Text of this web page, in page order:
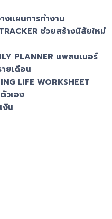
งแผนการทำงาน
ช่วยสร้างนิสัยใหม่
PLANNER แพลนเนอร์
ยเดือน
LIFE WORKSHEET
วเอง
งิน